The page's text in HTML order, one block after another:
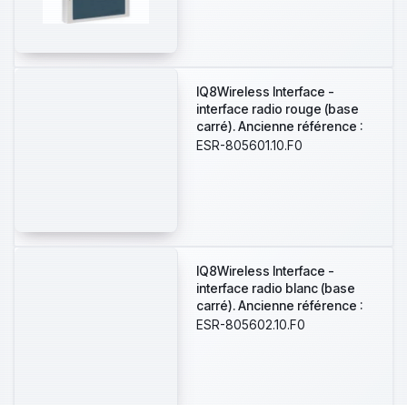
IQ8Wireless Interface -
interface radio rouge (base
carré). Ancienne référence :
805601.10
ESR-805601.10.F0
IQ8Wireless Interface -
interface radio blanc (base
carré). Ancienne référence :
805602.10
ESR-805602.10.F0